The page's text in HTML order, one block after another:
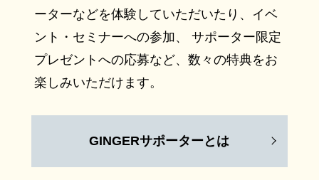
ーターなどを体験していただいたり、イベ
ント・セミナーへの参加、 サポーター限定
プレゼントへの応募など、数々の特典をお
楽しみいただけます。
GINGERサポーターとは